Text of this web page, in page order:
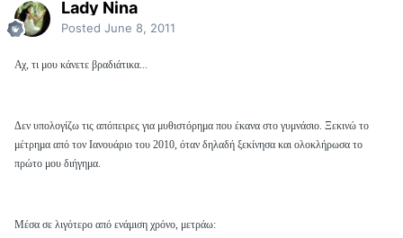
Lady Nina
Posted June 8, 2011
Αχ, τι μου κάνετε βραδιάτικα...
Δεν υπολογίζω τις απόπειρες για μυθιστόρημα που έκανα στο γυμνάσιο. Ξεκινώ το
μέτρημα από τον Ιανουάριο του 2010, όταν δηλαδή ξεκίνησα και ολοκλήρωσα το
πρώτο μου διήγημα.
Μέσα σε λιγότερο από ενάμιση χρόνο, μετράω: